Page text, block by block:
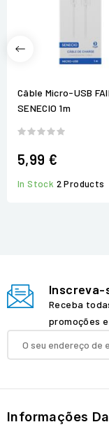
Câble Micro-USB
SENECIO 1m
5,99 €
In Stock 2 Products
Inscreva-
Receba
promoções
Informações